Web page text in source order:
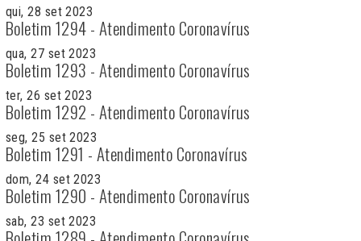
qui, 28 set 2023
Boletim 1294 - Atendimento Coronavírus
qua, 27 set 2023
Boletim 1293 - Atendimento Coronavírus
ter, 26 set 2023
Boletim 1292 - Atendimento Coronavírus
seg, 25 set 2023
Boletim 1291 - Atendimento Coronavírus
dom, 24 set 2023
Boletim 1290 - Atendimento Coronavírus
sab, 23 set 2023